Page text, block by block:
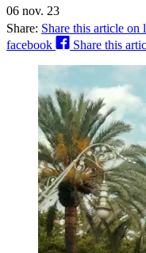
06 nov. 23
Share: Share this article on
facebook
Share this